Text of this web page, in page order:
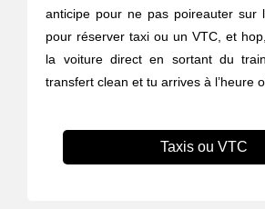
anticipe pour ne pas poireauter sur
pour réserver taxi ou un VTC, et
la voiture direct en sortant du
transfert clean et tu arrives à l’heure
Taxis ou VTC